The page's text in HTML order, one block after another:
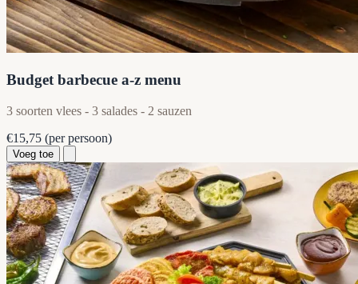
Budget barbecue a-z menu
3 soorten vlees - 3 salades - 2 sauzen
€15,75 (per persoon)
Voeg toe